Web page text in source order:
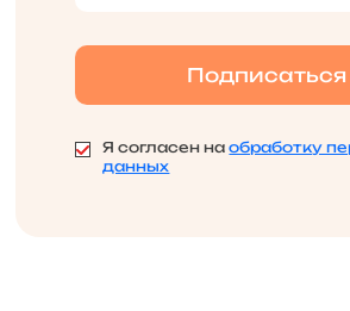
Я согласен наобработку
данных